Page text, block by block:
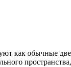
как обычные